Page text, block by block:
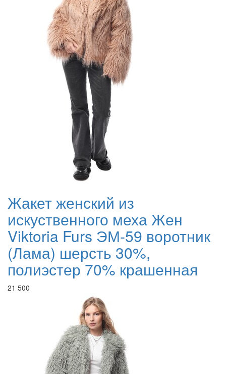
Жакет женский из
искуственного меха Жен
Viktoria Furs ЭМ-59 воротник
(Лама) шерсть 30%,
полиэстер 70% крашенная
21 500